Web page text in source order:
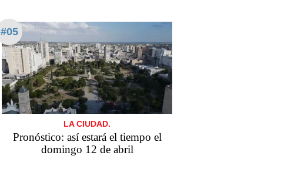
#05
LA CIUDAD.
Pronóstico: así estará el tiempo el
domingo 12 de abril